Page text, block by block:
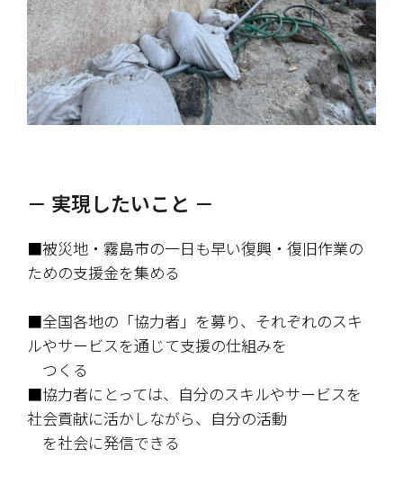
－ 実現したいこと －
■被災地・霧島市の一日も早い復興・復旧作業の
ための支援金を集める
■全国各地の「協力者」を募り、それぞれのスキ
ルやサービスを通じて支援の仕組みを
つくる
■協力者にとっては、自分のスキルやサービスを
社会貢献に活かしながら、自分の活動
を社会に発信できる